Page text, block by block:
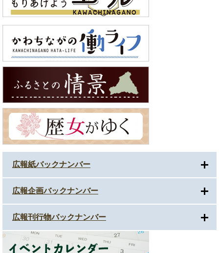
広報紙バックナンバー
広報企画バックナンバー
広報刊行物バックナンバー